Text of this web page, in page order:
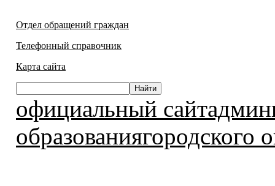
Отдел обращений граждан
Телефонный справочник
Карта сайта
официальный
образованиягородского